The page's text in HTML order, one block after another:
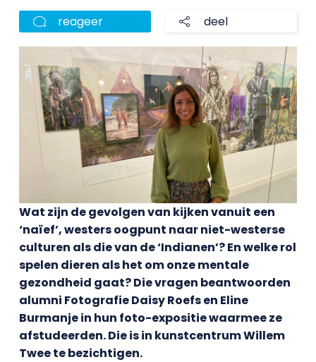
reageer deel
Wat zijn de gevolgen van kijken vanuit een
‘naïef’, westers oogpunt naar niet-westerse
culturen als die van de ‘Indianen’? En welke rol
spelen dieren als het om onze mentale
gezondheid gaat? Die vragen beantwoorden
alumni Fotografie Daisy Roefs en Eline
Burmanje in hun foto-expositie waarmee ze
afstudeerden. Die is in kunstcentrum Willem
Twee te bezichtigen.